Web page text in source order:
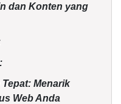
dan Konten yang
Menarik
Web Anda